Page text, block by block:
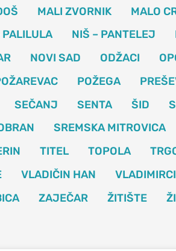
MALI ZVORNIK MALO
PALILULA NIŠ – PANTELEJ
NOVI SAD ODŽACI
POŽEGA
SEČANJ SENTA ŠID
SREMSKA MITROVICA
TITEL TOPOLA
VLADIČIN HAN VLADIMIRCI
ZAJEČAR ŽITIŠTE